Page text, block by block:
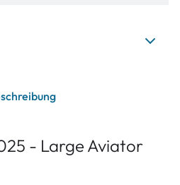
- Large Aviator